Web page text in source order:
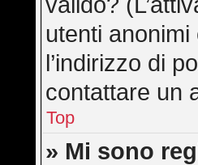
utenti
l’indirizzo di
contattare un
Top
» Mi sono